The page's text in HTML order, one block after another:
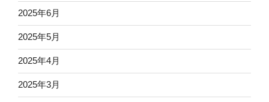
2025年6月
2025年5月
2025年4月
2025年3月